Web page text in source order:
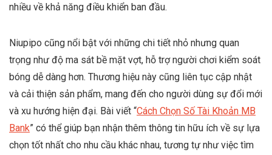
nhiều về khả năng điều khiển ban đầu.
Niupipo cũng nổi bật với những chi tiết nhỏ nhưng quan
trọng như độ ma sát bề mặt vợt, hỗ trợ người chơi kiểm soát
bóng dễ dàng hơn. Thương hiệu này cũng liên tục cập nhật
và cải thiện sản phẩm, mang đến cho người dùng sự đổi mới
và xu hướng hiện đại. Bài viết “Cách Chọn Số Tài Khoản MB
Bank” có thể giúp bạn nhận thêm thông tin hữu ích về sự lựa
chọn tốt nhất cho nhu cầu khác nhau, tương tự như việc tìm